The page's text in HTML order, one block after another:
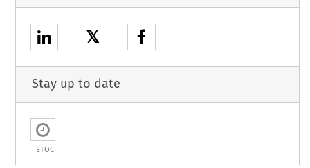
𝕏
Stay up to date
ETOC